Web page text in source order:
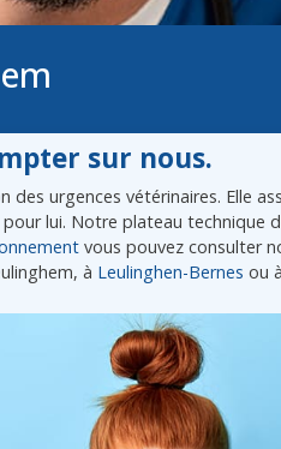
sur nous.
urgences vétérinaires. Elle
lui. Notre plateau technique
vous pouvez consulter
à Leulinghen-Bernes ou à